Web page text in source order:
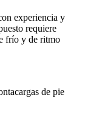
experiencia y
requiere
frío y de ritmo
de pie